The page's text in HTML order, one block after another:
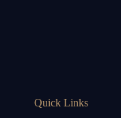
Quick Links